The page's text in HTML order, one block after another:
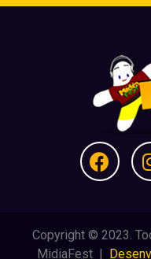
Copyright © 2023.
MidiaFest |